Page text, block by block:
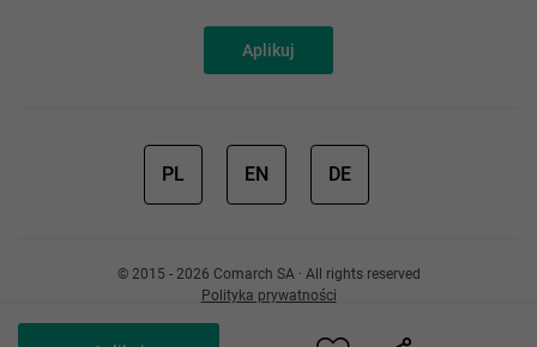
Aplikuj
PL EN DE
© 2015 - 2026 Comarch SA · All rights reserved
Polityka prywatności